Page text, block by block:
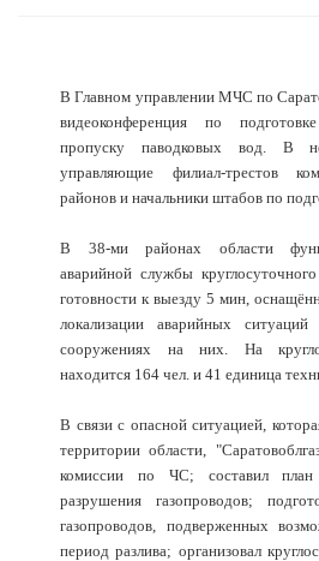
В Главном управлении МЧС по
видеоконференция по
пропуску паводковых вод. В
управляющие филиал-трестов
районов и начальники штабов по
В 38-ми районах области
аварийной службы
готовности к выезду 5 мин,
локализации аварийных
сооружениях на них. На
находится 164 чел. и 41 единица
В связи с опасной ситуацией,
территории области,
комиссии по ЧС; составил
разрушения газопроводов;
газопроводов, подверженных
период разлива; организовал